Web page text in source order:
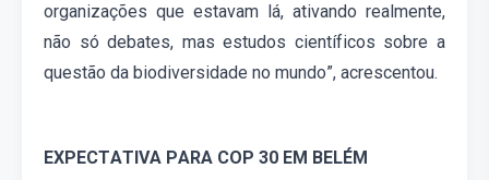
organizações que estavam lá, ativando realmente,
não só debates, mas estudos científicos sobre a
questão da biodiversidade no mundo”, acrescentou.
EXPECTATIVA PARA COP 30 EM BELÉM